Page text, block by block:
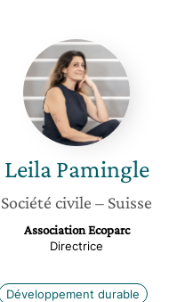
Leila
Pamingle
Leila Pamingle
Société civile – Suisse
Association Ecoparc
Directrice
Développement durable